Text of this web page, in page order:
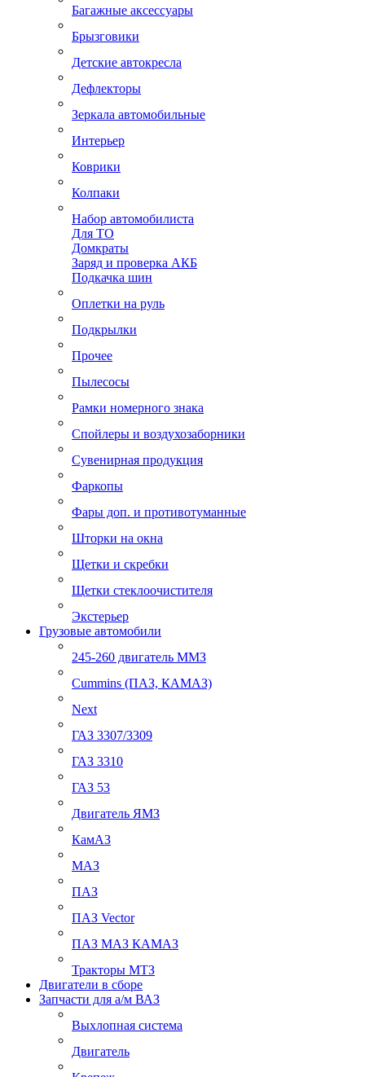
Багажные аксессуары
Брызговики
Детские автокресла
Дефлекторы
Зеркала автомобильные
Интерьер
Коврики
Колпаки
Набор автомобилиста
Для ТО
Домкраты
Заряд и проверка АКБ
Подкачка шин
Оплетки на руль
Подкрылки
Прочее
Пылесосы
Рамки номерного знака
Спойлеры и воздухозаборники
Сувенирная продукция
Фаркопы
Фары доп. и противотуманные
Шторки на окна
Щетки и скребки
Щетки стеклоочистителя
Экстерьер
Грузовые автомобили
245-260 двигатель ММЗ
Cummins (ПАЗ, КАМАЗ)
Next
ГАЗ 3307/3309
ГАЗ 3310
ГАЗ 53
Двигатель ЯМЗ
КамАЗ
МАЗ
ПАЗ
ПАЗ Vector
ПАЗ МАЗ КАМАЗ
Тракторы МТЗ
Двигатели в сборе
Запчасти для а/м ВАЗ
Выхлопная система
Двигатель